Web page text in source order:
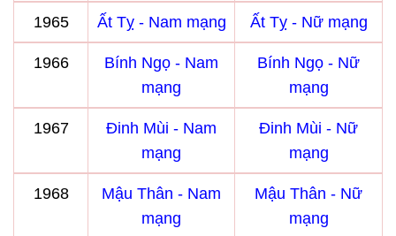
1965 Ất Tỵ - Nam mạng Ất Tỵ - Nữ mạng
1966
Bính Ngọ - Nam
mạng
Bính Ngọ - Nữ
mạng
1967
Đinh Mùi - Nam
mạng
Đinh Mùi - Nữ
mạng
1968
Mậu Thân - Nam
mạng
Mậu Thân - Nữ
mạng